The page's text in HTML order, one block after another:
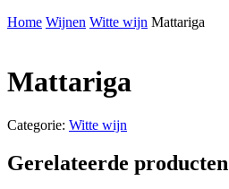
Home Wijnen Witte wijn Mattariga
Mattariga
Categorie: Witte wijn
Gerelateerde producten